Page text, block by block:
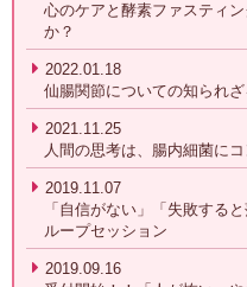
心のケアと酵素ファスティ
か？
2022.01.18
仙腸関節についての知られ
2021.11.25
人間の思考は、腸内細菌に
2019.11.07
「自信がない」「失敗する
ループセッション
2019.09.16